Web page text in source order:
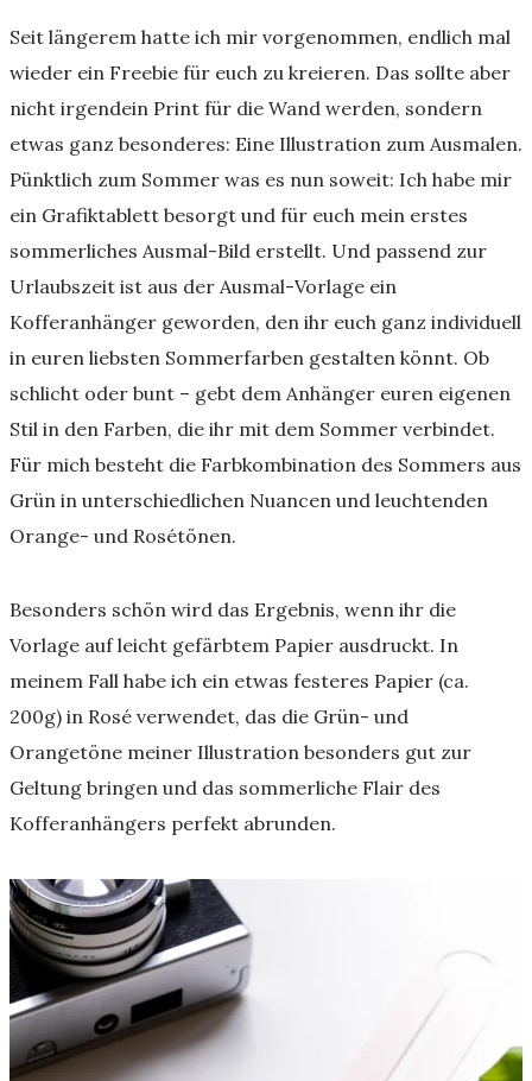
Seit längerem hatte ich mir vorgenommen, endlich mal
wieder ein Freebie für euch zu kreieren. Das sollte aber
nicht irgendein Print für die Wand werden, sondern
etwas ganz besonderes: Eine Illustration zum Ausmalen.
Pünktlich zum Sommer was es nun soweit: Ich habe mir
ein Grafiktablett besorgt und für euch mein erstes
sommerliches Ausmal-Bild erstellt. Und passend zur
Urlaubszeit ist aus der Ausmal-Vorlage ein
Kofferanhänger geworden, den ihr euch ganz individuell
in euren liebsten Sommerfarben gestalten könnt. Ob
schlicht oder bunt – gebt dem Anhänger euren eigenen
Stil in den Farben, die ihr mit dem Sommer verbindet.
Für mich besteht die Farbkombination des Sommers aus
Grün in unterschiedlichen Nuancen und leuchtenden
Orange- und Rosétönen.
Besonders schön wird das Ergebnis, wenn ihr die
Vorlage auf leicht gefärbtem Papier ausdruckt. In
meinem Fall habe ich ein etwas festeres Papier (ca.
200g) in Rosé verwendet, das die Grün- und
Orangetöne meiner Illustration besonders gut zur
Geltung bringen und das sommerliche Flair des
Kofferanhängers perfekt abrunden.